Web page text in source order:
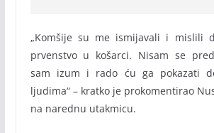
„Komšije su me ismijavali i mislili
prvenstvo u košarci. Nisam se
sam izum i rado ću ga pokazati
ljudima“ – kratko je prokomentirao
na narednu utakmicu.